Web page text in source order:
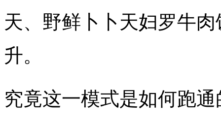
天、野鲜卜卜天妇罗牛
升。
究竟这一模式是如何跑通